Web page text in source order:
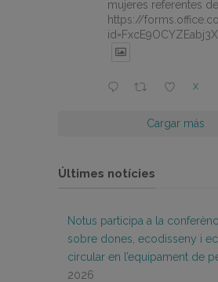
mujeres referentes
https://
X
Cargar más
Últimes notícies
Notus participa a la
sobre dones, ecodisseny i
circular en l’equipament de
2026